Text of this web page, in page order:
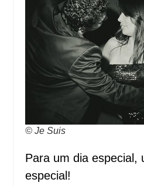
© Je Suis
Para um dia especial,
especial!